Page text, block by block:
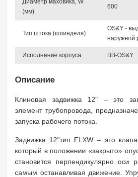
Диаметр маховика, W
(мм)
600
Тип штока (шпинделя)
OS&Y -
наружной
Исполнение корпуса BB-OS&Y
Описание
Клиновая задвижка 12" – это
элемент трубопровода,
запуска рабочего потока.
Задвижка 12"тип FLXW – это
который в положении «закрыто»
становится перпендикулярно оси
самым останавливая движение.